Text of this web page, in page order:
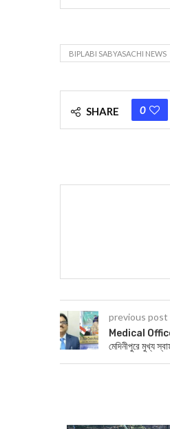
BIPLABI SABYASACHI NEWS
SHARE 0
previous post
Medical Officer :
মেদিনীপুরে মুখ্য